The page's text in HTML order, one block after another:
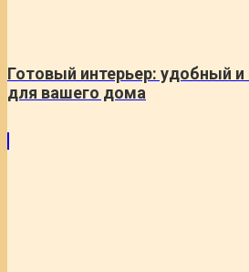
Готовый интерьер: удобный
для вашего дома